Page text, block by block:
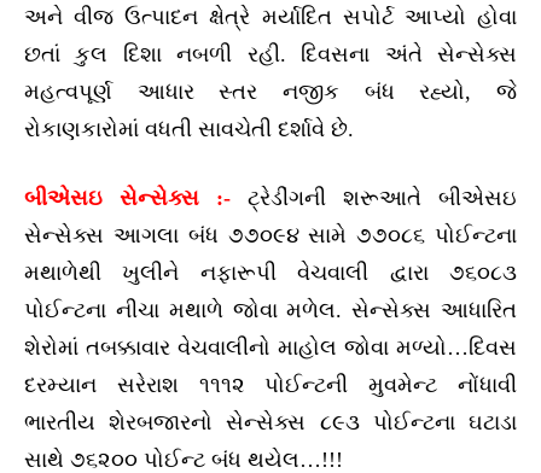
અને વીજ ઉત્પાદન ક્ષેત્રે મર્યાદિત સપોર્ટ આપ્યો હોવા
છતાં કુલ દિશા નબળી રહી. દિવસના અંતે સેન્સેક્સ
મહત્વપૂર્ણ આધાર સ્તર નજીક બંધ રહ્યો, જે
રોકાણકારોમાં વધતી સાવચેતી દર્શાવે છે.
બીએસઇ સેન્સેક્સ :- ટ્રેડીંગની શરૂઆતે બીએસઇ
સેન્સેક્સ આગલા બંધ ૭૭૦૯૪ સામે ૭૭૦૮૬ પોઈન્ટના
મથાળેથી ખુલીને નફારૂપી વેચવાલી દ્વારા ૭૬૦૮૩
પોઈન્ટના નીચા મથાળે જોવા મળેલ. સેન્સેક્સ આધારિત
શેરોમાં તબક્કાવાર વેચવાલીનો માહોલ જોવા મળ્યો…દિવસ
દરમ્યાન સરેરાશ ૧૧૧૨ પોઈન્ટની મુવમેન્ટ નોંધાવી
ભારતીય શેરબજારનો સેન્સેક્સ ૮૯૩ પોઈન્ટના ઘટાડા
સાથે ૭૬૨૦૦ પોઈન્ટ બંધ થયેલ…!!!